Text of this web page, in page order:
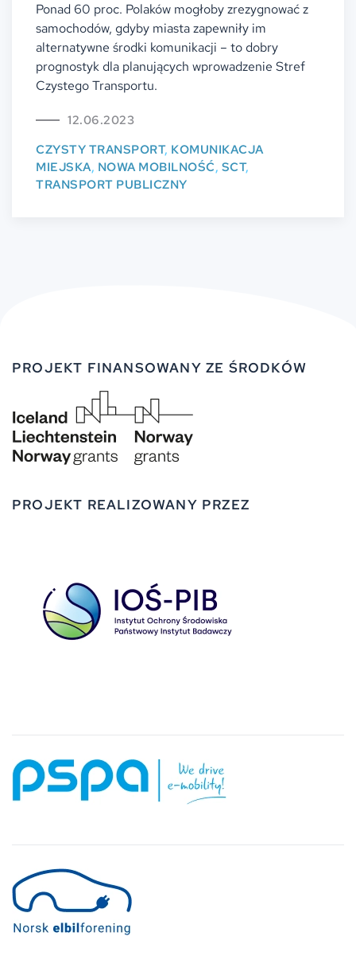
Ponad 60 proc. Polaków mogłoby zrezygnować z
samochodów, gdyby miasta zapewniły im
alternatywne środki komunikacji – to dobry
prognostyk dla planujących wprowadzenie Stref
Czystego Transportu.
12.06.2023
CZYSTY TRANSPORT, KOMUNIKACJA
MIEJSKA, NOWA MOBILNOŚĆ, SCT,
TRANSPORT PUBLICZNY
PROJEKT FINANSOWANY ZE ŚRODKÓW
PROJEKT REALIZOWANY PRZEZ